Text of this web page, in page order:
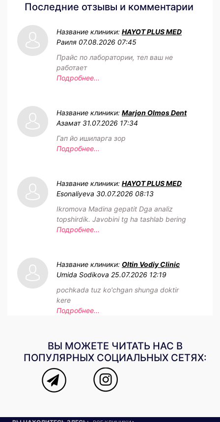
Последние отзывы и комментарии
Название клиники: HAYOT PLUS MED
Раиля 07.08.2026 07:45
Прайс по лаборатории, тел ваш не
работает
Подробнее...
Название клиники: Marjon Olmos Dent
Азамат 31.07.2026 17:34
Гап йо ишиларга зор
Подробнее...
Название клиники: HAYOT PLUS MED
Esonaliyeva 30.07.2026 08:13
Ikromova Madina gepatit Dga analiz
topshirdik. Javobini tg ha tashlab bering
Подробнее...
Название клиники: Oltin Vodiy Clinic
Umida Sodikova 25.07.2026 12:19
pochkada tuz ko'chgan shunga doktir
kere
Подробнее...
ВЫ МОЖЕТЕ ЧИТАТЬ НАС В
ПОПУЛЯРНЫХ СОЦИАЛЬНЫХ СЕТЯХ: